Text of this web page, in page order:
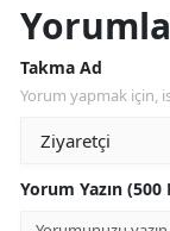
Takma Ad
Yorum yapmak için,
Yorum Yazın